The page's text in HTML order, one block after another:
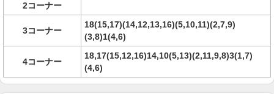
2コーナー
3コーナー
18(15,17)(14,12,13,16)(5,10,11)(2,7,9)
(3,8)1(4,6)
4コーナー
18,17(15,12,16)14,10(5,13)(2,11,9,8)3(1,7)
(4,6)